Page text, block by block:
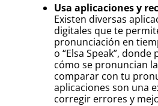
Usa aplicaciones y
Existen diversas
digitales que te
pronunciación en
o “Elsa Speak”,
cómo se pronuncian
comparar con tu
aplicaciones son una
corregir errores y